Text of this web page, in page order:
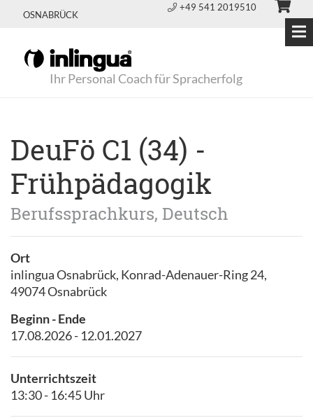
OSNABRÜCK
+49 541 2019510
Ihr Personal Coach für Spracherfolg
DeuFö C1 (34) -
Frühpädagogik
Berufssprachkurs, Deutsch
Ort
inlingua Osnabrück, Konrad-Adenauer-Ring 24,
49074 Osnabrück
Beginn - Ende
17.08.2026 - 12.01.2027
Unterrichtszeit
13:30 - 16:45 Uhr